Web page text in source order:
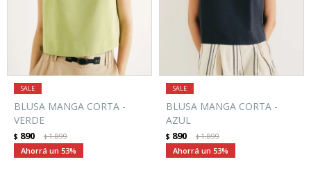
BLUSA MANGA CORTA -
VERDE
$ 890 $1.899
53
BLUSA MANGA CORTA -
AZUL
$ 890 $1.899
53